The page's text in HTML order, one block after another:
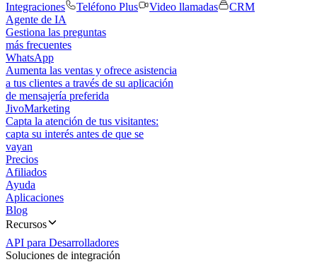
Integraciones
Teléfono Plus Video llamadas
CRM
Agente de IA
Gestiona las preguntas
más frecuentes
WhatsApp
Aumenta las ventas y ofrece asistencia
a tus clientes a través de su aplicación
de mensajería preferida
JivoMarketing
Capta la atención de tus visitantes:
capta su interés antes de que se
vayan
Precios
Afiliados
Ayuda
Aplicaciones
Blog
Recursos
API para Desarrolladores
Soluciones de integración